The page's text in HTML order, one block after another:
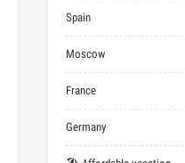
Spain
Moscow
France
Germany